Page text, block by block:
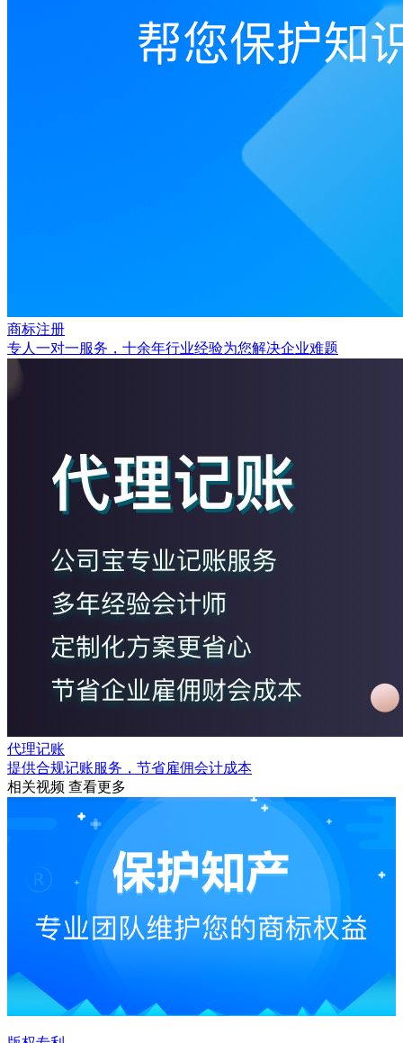
商标注册
专人一对一服务，十余年行业经验为您解决企业难题
代理记账
提供合规记账服务，节省雇佣会计成本
相关视频 查看更多